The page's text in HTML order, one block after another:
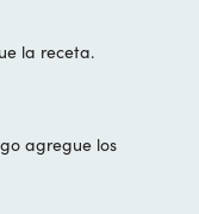
la receta.
agregue los